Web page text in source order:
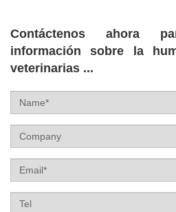
Contáctenos ahora
información sobre la
veterinarias ...
Name
Company
Email
Tel